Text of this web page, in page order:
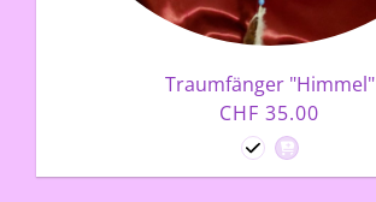
Traumfänger "Himmel"
CHF 35.00